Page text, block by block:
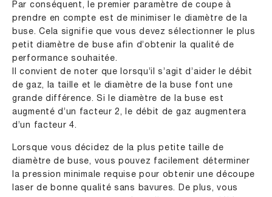
Par conséquent, le premier paramètre de coupe à
prendre en compte est de minimiser le diamètre de la
buse. Cela signifie que vous devez sélectionner le plus
petit diamètre de buse afin d’obtenir la qualité de
performance souhaitée.
Il convient de noter que lorsqu’il s’agit d’aider le débit
de gaz, la taille et le diamètre de la buse font une
grande différence. Si le diamètre de la buse est
augmenté d’un facteur 2, le débit de gaz augmentera
d’un facteur 4.
Lorsque vous décidez de la plus petite taille de
diamètre de buse, vous pouvez facilement déterminer
la pression minimale requise pour obtenir une découpe
laser de bonne qualité sans bavures. De plus, vous